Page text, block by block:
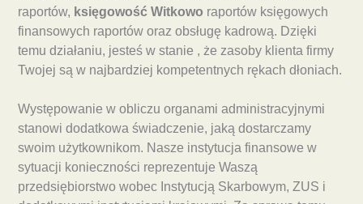
raportów, księgowość Witkowo raportów księgowych
finansowych raportów oraz obsługę kadrową. Dzięki
temu działaniu, jesteś w stanie , że zasoby klienta firmy
Twojej są w najbardziej kompetentnych rękach dłoniach.
Występowanie w obliczu organami administracyjnymi
stanowi dodatkowa świadczenie, jaką dostarczamy
swoim użytkownikom. Nasze instytucja finansowe w
sytuacji konieczności reprezentuje Waszą
przedsiębiorstwo wobec Instytucją Skarbowym, ZUS i